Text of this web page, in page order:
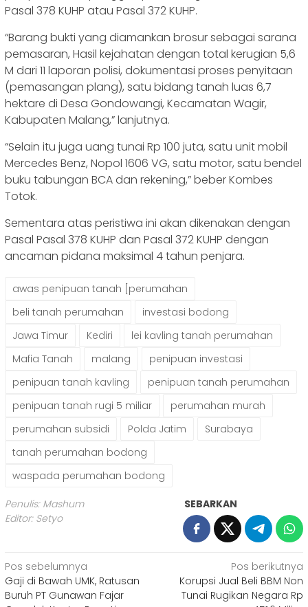
Pasal 378 KUHP atau Pasal 372 KUHP.
“Barang bukti yang diamankan brosur sebagai sarana
pemasaran, Hasil kejahatan dengan total kerugian 5,6
M dari 11 laporan polisi, dokumentasi proses penyitaan
(pemasangan plang), satu bidang tanah luas 6,7
hektare di Desa Gondowangi, Kecamatan Wagir,
Kabupaten Malang,” lanjutnya.
“Selain itu juga uang tunai Rp 100 juta, satu unit mobil
Mercedes Benz, Nopol 1606 VG, satu motor, satu bendel
buku tabungan BCA dan rekening,” beber Kombes
Totok.
Sementara atas peristiwa ini akan dikenakan dengan
Pasal Pasal 378 KUHP dan Pasal 372 KUHP dengan
ancaman pidana maksimal 4 tahun penjara.
awas penipuan tanah [perumahan
beli tanah perumahan
investasi bodong
Jawa Timur
Kediri
lei kavling tanah perumahan
Mafia Tanah
malang
penipuan investasi
penipuan tanah kavling
penipuan tanah perumahan
penipuan tanah rugi 5 miliar
perumahan murah
perumahan subsidi
Polda Jatim
Surabaya
tanah perumahan bodong
waspada perumahan bodong
Penulis: Mashum
Editor: Setyo
SEBARKAN
Navigasi
pos
Pos sebelumnya
Gaji di Bawah UMK, Ratusan
Buruh PT Gunawan Fajar
Pos berikutnya
Korupsi Jual Beli BBM Non
Tunai Rugikan Negara Rp